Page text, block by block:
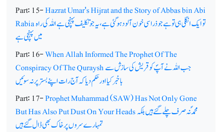
Part: 15-Hazrat Umar's Hijrat and the Story of Abbas bin Abi
Rabiaتو ایک انگلی ہی تو ہے جو ذرا سی خون آلود ہوگئی ہے،یہ جو تکلیف پہنچی ہے اللہ کی راہ
میں پہنچی ہے
Part: 16-When Allah Informed The Prophet Of The
Conspiracy Of The Qurayshجب اللہ نے آپؐ کو قریش کی سازش سے
باخبرکیا اور حکم دیا کہ آج رات اپنے بستر پر نہ سوئیں
Part: 17-Prophet Muhammad (SAW) Has Not Only Gone
But Has Also Put Dust On Your Headsمحمدؐنہ صرف چلے گئے ہیں بلکہ
تمہارے سروں پر خاک بھی ڈال گئے ہیں